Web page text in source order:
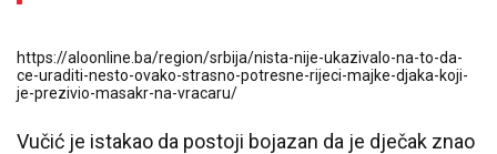
https://aloonline.ba/region/srbija/nista-nije-ukazivalo-na-to-da-
ce-uraditi-nesto-ovako-strasno-potresne-rijeci-majke-djaka-koji-
je-prezivio-masakr-na-vracaru/
Vučić je istakao da postoji bojazan da je dječak znao